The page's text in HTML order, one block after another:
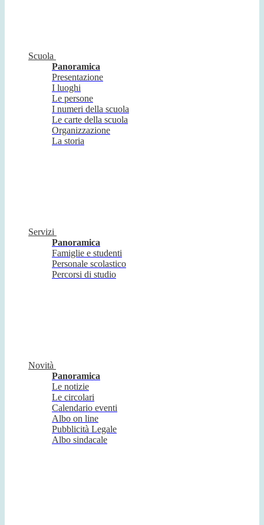
Scuola
Panoramica
Presentazione
I luoghi
Le persone
I numeri della scuola
Le carte della scuola
Organizzazione
La storia
Servizi
Panoramica
Famiglie e studenti
Personale scolastico
Percorsi di studio
Novità
Panoramica
Le notizie
Le circolari
Calendario eventi
Albo on line
Pubblicità Legale
Albo sindacale